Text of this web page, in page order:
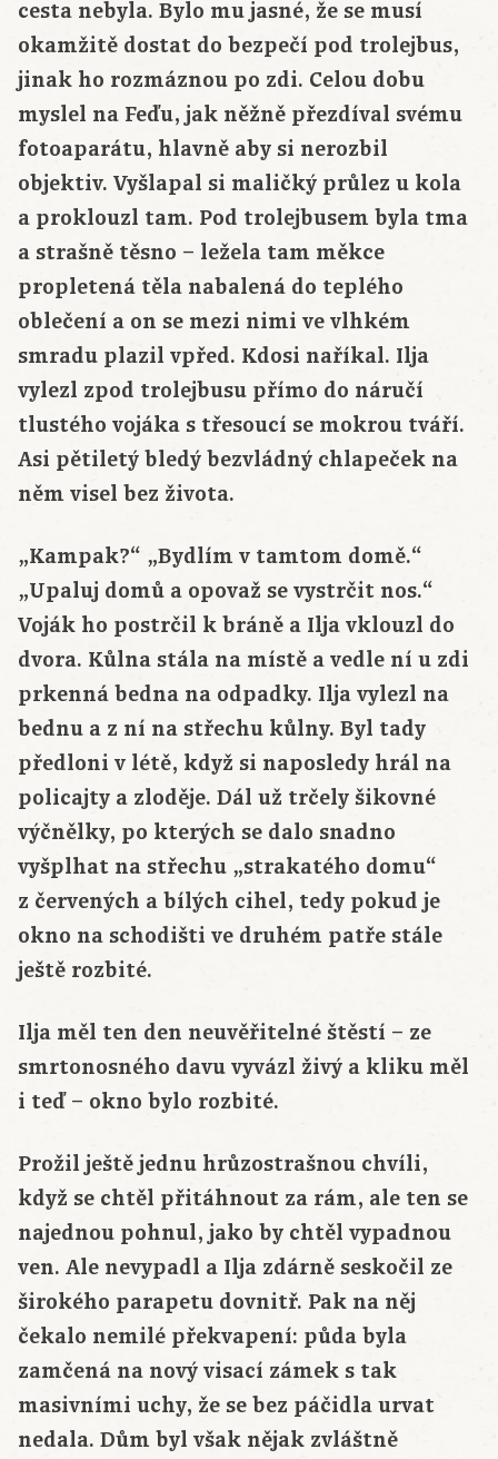
cesta nebyla. Bylo mu jasné, že se musí
okamžitě dostat do bezpečí pod trolejbus,
jinak ho rozmáznou po zdi. Celou dobu
myslel na Feďu, jak něžně přezdíval svému
fotoaparátu, hlavně aby si nerozbil
objektiv. Vyšlapal si maličký průlez u kola
a proklouzl tam. Pod trolejbusem byla tma
a strašně těsno – ležela tam měkce
propletená těla nabalená do teplého
oblečení a on se mezi nimi ve vlhkém
smradu plazil vpřed. Kdosi naříkal. Ilja
vylezl zpod trolejbusu přímo do náručí
tlustého vojáka s třesoucí se mokrou tváří.
Asi pětiletý bledý bezvládný chlapeček na
něm visel bez života.
„Kampak?“ „Bydlím v tamtom domě.“
„Upaluj domů a opovaž se vystrčit nos.“
Voják ho postrčil k bráně a Ilja vklouzl do
dvora. Kůlna stála na místě a vedle ní u zdi
prkenná bedna na odpadky. Ilja vylezl na
bednu a z ní na střechu kůlny. Byl tady
předloni v létě, když si naposledy hrál na
policajty a zloděje. Dál už trčely šikovné
výčnělky, po kterých se dalo snadno
vyšplhat na střechu „strakatého domu“
z červených a bílých cihel, tedy pokud je
okno na schodišti ve druhém patře stále
ještě rozbité.
Ilja měl ten den neuvěřitelné štěstí – ze
smrtonosného davu vyvázl živý a kliku měl
i teď – okno bylo rozbité.
Prožil ještě jednu hrůzostrašnou chvíli,
když se chtěl přitáhnout za rám, ale ten se
najednou pohnul, jako by chtěl vypadnou
ven. Ale nevypadl a Ilja zdárně seskočil ze
širokého parapetu dovnitř. Pak na něj
čekalo nemilé překvapení: půda byla
zamčená na nový visací zámek s tak
masivními uchy, že se bez páčidla urvat
nedala. Dům byl však nějak zvláštně